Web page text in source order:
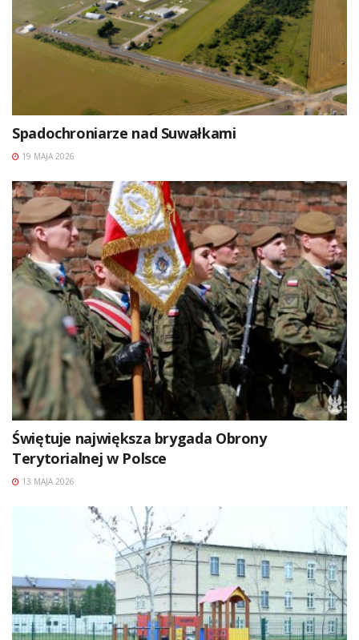
Spadochroniarze nad Suwałkami
19 MAJA 2026
Świętuje największa brygada Obrony
Terytorialnej w Polsce
13 MAJA 2026